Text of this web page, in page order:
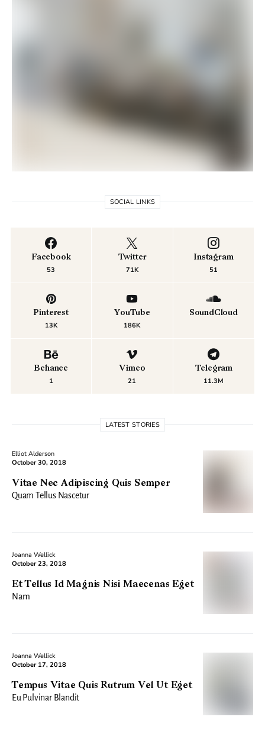
SOCIAL LINKS
Facebook
53
Twitter
71K
Instagram
51
Pinterest
13K
YouTube
186K
SoundCloud
Behance
1
Vimeo
21
Telegram
11.3M
LATEST STORIES
Elliot Alderson
October 30, 2018
Vitae Nec Adipiscing Quis Semper
Quam Tellus Nascetur
Joanna Wellick
October 23, 2018
Et Tellus Id Magnis Nisi Maecenas Eget
Nam
Joanna Wellick
October 17, 2018
Tempus Vitae Quis Rutrum Vel Ut Eget
Eu Pulvinar Blandit